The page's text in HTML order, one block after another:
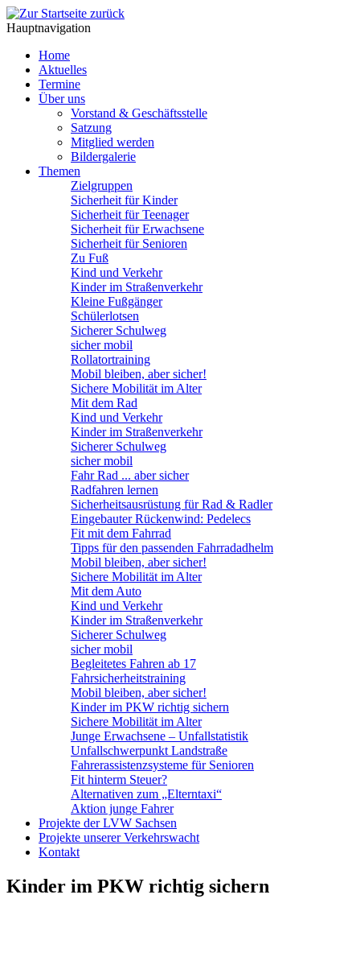
Hauptnavigation
Home
Aktuelles
Termine
Über uns
Vorstand & Geschäftsstelle
Satzung
Mitglied werden
Bildergalerie
Themen
Zielgruppen
Sicherheit für Kinder
Sicherheit für Teenager
Sicherheit für Erwachsene
Sicherheit für Senioren
Zu Fuß
Kind und Verkehr
Kinder im Straßenverkehr
Kleine Fußgänger
Schülerlotsen
Sicherer Schulweg
sicher mobil
Rollatortraining
Mobil bleiben, aber sicher!
Sichere Mobilität im Alter
Mit dem Rad
Kind und Verkehr
Kinder im Straßenverkehr
Sicherer Schulweg
sicher mobil
Fahr Rad ... aber sicher
Radfahren lernen
Sicherheitsausrüstung für Rad & Radler
Eingebauter Rückenwind: Pedelecs
Fit mit dem Fahrrad
Tipps für den passenden Fahrradadhelm
Mobil bleiben, aber sicher!
Sichere Mobilität im Alter
Mit dem Auto
Kind und Verkehr
Kinder im Straßenverkehr
Sicherer Schulweg
sicher mobil
Begleitetes Fahren ab 17
Fahrsicherheitstraining
Mobil bleiben, aber sicher!
Kinder im PKW richtig sichern
Sichere Mobilität im Alter
Junge Erwachsene – Unfallstatistik
Unfallschwerpunkt Landstraße
Fahrerassistenzsysteme für Senioren
Fit hinterm Steuer?
Alternativen zum „Elterntaxi“
Aktion junge Fahrer
Projekte der LVW Sachsen
Projekte unserer Verkehrswacht
Kontakt
Kinder im PKW richtig sichern